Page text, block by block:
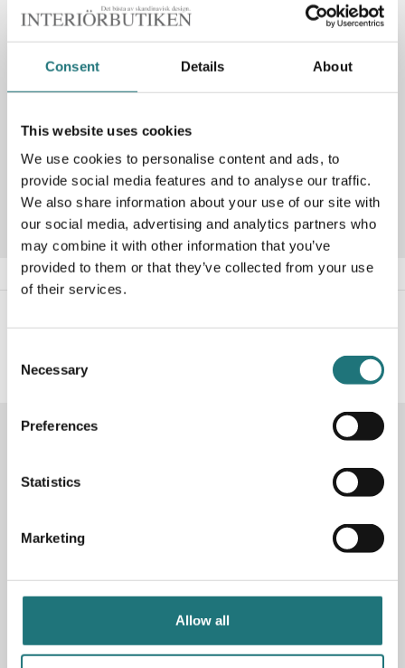
Consent Details About
This website uses cookies
We use cookies to personalise content and ads, to
provide social media features and to analyse our traffic.
We also share information about your use of our site with
our social media, advertising and analytics partners who
may combine it with other information that you’ve
provided to them or that they’ve collected from your use
of their services.
Selection
Necessary
Preferences
Statistics
Marketing
Allow all
Spara som favorit
Artikelnummer 165747
Söndag: 11-17
Telefon:08-702 78 22